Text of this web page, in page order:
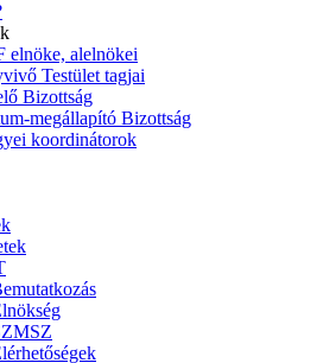
elnöke, alelnökei
Testület tagjai
Bizottság
megállapító Bizottság
koordinátorok